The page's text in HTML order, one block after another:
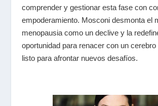
comprender y gestionar esta fase con
empoderamiento. Mosconi desmonta el
menopausia como un declive y la
oportunidad para renacer con un
listo para afrontar nuevos desafíos.